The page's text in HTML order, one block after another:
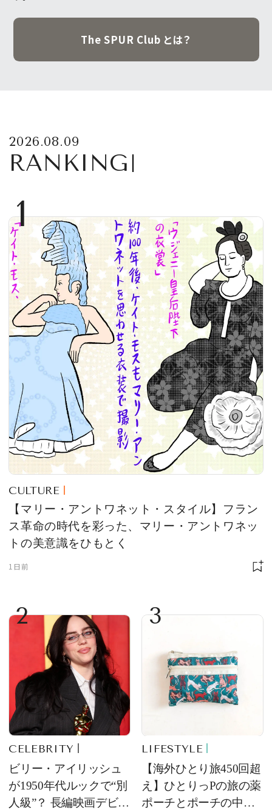
The SPUR Club とは？
2026.08.09
RANKING
1
CULTURE
【マリー・アントワネット・スタイル】フラン
ス革命の時代を彩った、マリー・アントワネッ
トの美意識をひもとく
1日前
2
CELEBRITY
ビリー・アイリッシュ
が1950年代ルックで“別
人級”？ 長編映画デビュ
3
LIFESTYLE
【海外ひとり旅450回超
え】ひとりっPの旅の薬
ポーチとポーチの中身